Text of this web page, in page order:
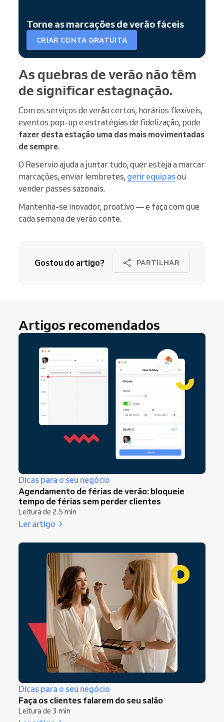
Torne as marcações de verão fáceis
CRIAR CONTA GRATUITA
As quebras de verão não têm
de significar estagnação.
Com os serviços de verão certos, horários flexíveis,
eventos pop-up e estratégias de fidelização, pode
fazer desta estação uma das mais movimentadas
de sempre.
O Reservio ajuda a juntar tudo, quer esteja a marcar
marcações, enviar lembretes, gerir equipasou
vender passes sazonais.
Mantenha-se inovador, proativo — e faça com que
cada semana de verão conte.
Gostou do artigo? PARTILHAR
Artigos recomendados
Dicas para o seu negócio
Agendamento de férias de verão: bloqueie
tempo de férias sem perder clientes
Leitura de 2.5 min
Ler artigo
Dicas para o seu negócio
Faça os clientes falarem do seu salão
Leitura de 3 min